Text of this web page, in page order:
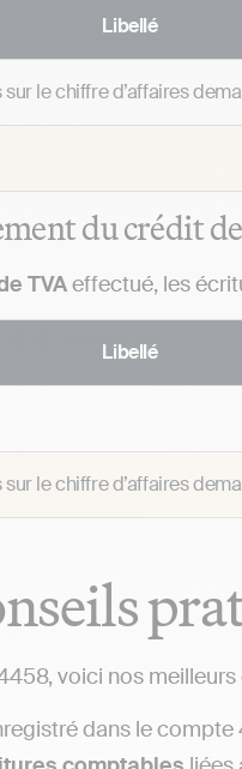
Libellé
le chiffre d’affaires
du crédit
TVAeffectué, les
Libellé
le chiffre d’affaires
voici nos
dans le compte